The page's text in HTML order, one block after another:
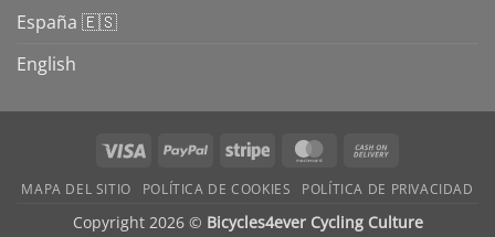
España 🇪🇸
English
Visa PayPal Stripe MasterCard
Delivery
MAPA DEL SITIO POLÍTICA DE COOKIES POLÍTICA DE PRIVACIDAD
Copyright 2026 © Bicycles4ever Cycling Culture